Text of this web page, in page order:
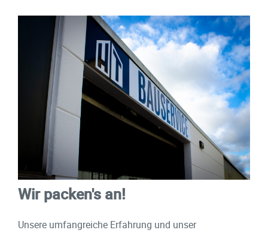
Wir packen's an!
Unsere umfangreiche Erfahrung und unser